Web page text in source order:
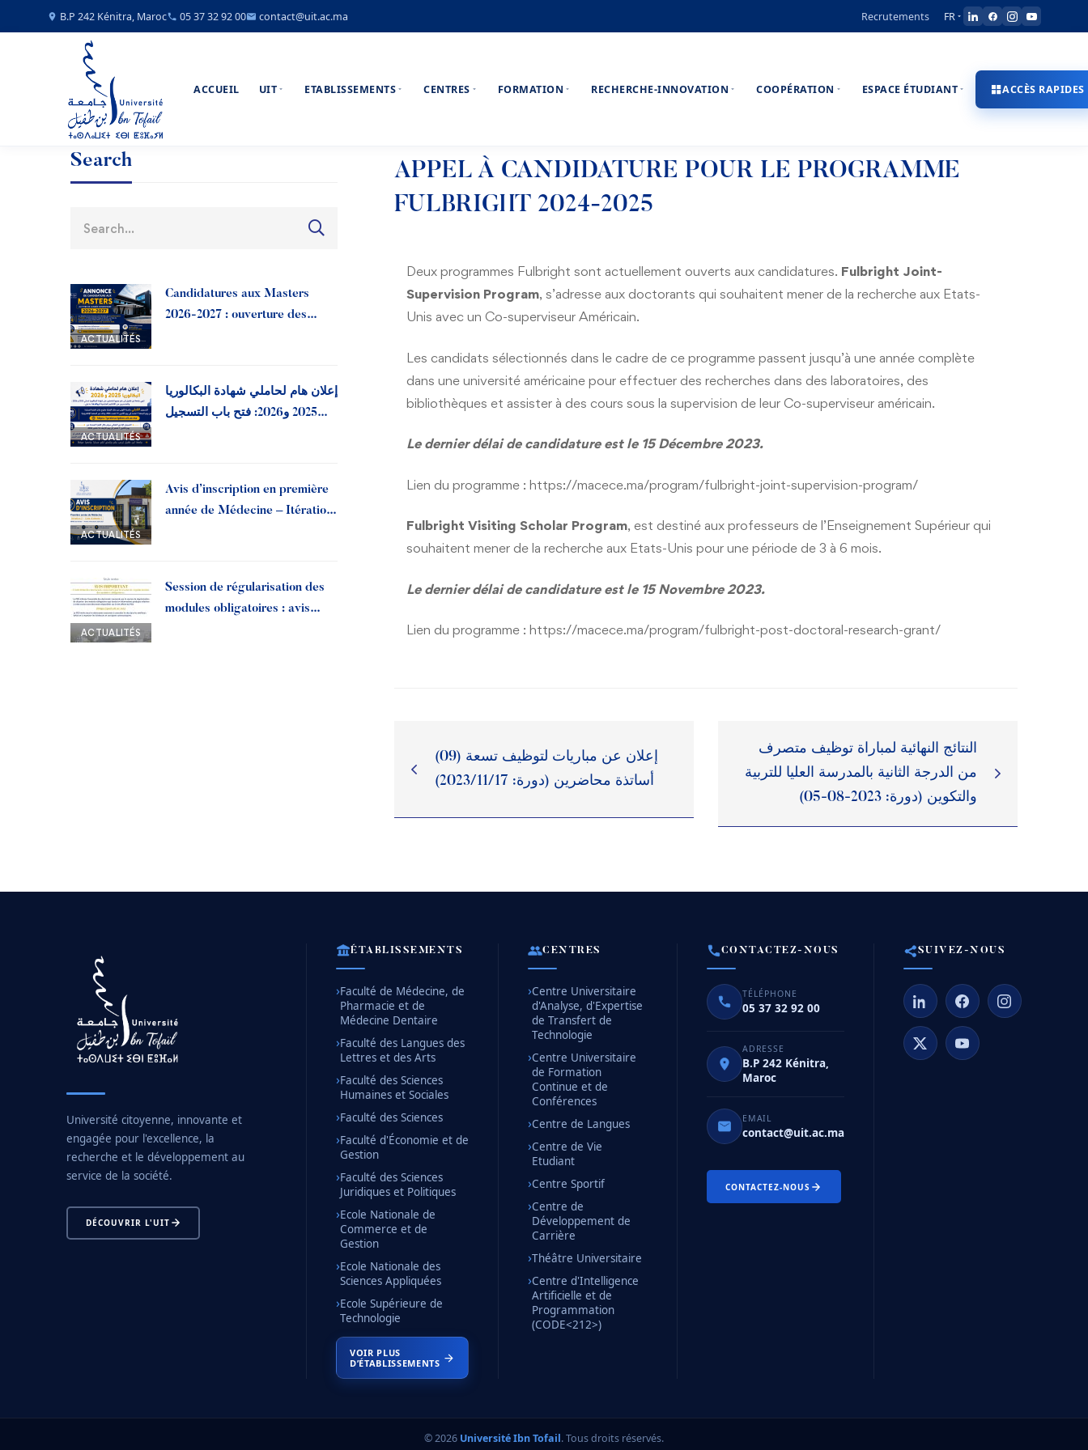
B.P 242 Kénitra, Maroc 05 37 32 92 00 contact@uit.ac.ma Recrutements FR
ACCUEIL UIT ETABLISSEMENTS CENTRES FORMATION RECHERCHE-INNOVATION COOPÉRATION ESPACE ÉTUDIANT ACCÈS RAPIDES
Search
ACTUALITÉS
Candidatures aux Masters
2026-2027 : ouverture des
ACTUALITÉS
إعلان هام لحاملي شهادة البكالوريا
2025 و2026: فتح باب التسجيل
ACTUALITÉS
Avis d’inscription en première
année de Médecine – Itération
ACTUALITÉS
Session de régularisation des
modules obligatoires : avis
APPEL À CANDIDATURE POUR LE PROGRAMME
FULBRIGHT 2024-2025
Deux programmes Fulbright sont actuellement ouverts aux candidatures. Fulbright Joint-
Supervision Program, s’adresse aux doctorants qui souhaitent mener de la recherche aux Etats-
Unis avec un Co-superviseur Américain.
Les candidats sélectionnés dans le cadre de ce programme passent jusqu’à une année complète
dans une université américaine pour effectuer des recherches dans des laboratoires, des
bibliothèques et assister à des cours sous la supervision de leur Co-superviseur américain.
Le dernier délai de candidature est le 15 Décembre 2023.
Lien du programme : https://macece.ma/program/fulbright-joint-supervision-program/
Fulbright Visiting Scholar Program, est destiné aux professeurs de l’Enseignement Supérieur qui
souhaitent mener de la recherche aux Etats-Unis pour une période de 3 à 6 mois.
Le dernier délai de candidature est le 15 Novembre 2023.
Lien du programme : https://macece.ma/program/fulbright-post-doctoral-research-grant/
إعلان عن مباريات لتوظيف تسعة (09)
أساتذة محاضرين (دورة: 2023/11/17)
النتائج النهائية لمباراة توظيف متصرف
من الدرجة الثانية بالمدرسة العليا للتربية
والتكوين (دورة: 2023-08-05)
Université citoyenne, innovante et
engagée pour l'excellence, la
recherche et le développement au
service de la société.
DÉCOUVRIR L'UIT
ÉTABLISSEMENTS
Faculté de Médecine, de
Pharmacie et de
Médecine Dentaire
Faculté des Langues des
Lettres et des Arts
Faculté des Sciences
Humaines et Sociales
Faculté des Sciences
Faculté d'Économie et de
Gestion
Faculté des Sciences
Juridiques et Politiques
Ecole Nationale de
Commerce et de
Gestion
Ecole Nationale des
Sciences Appliquées
Ecole Supérieure de
Technologie
VOIR PLUS
D’ÉTABLISSEMENTS
CENTRES
Centre Universitaire
d'Analyse, d'Expertise
de Transfert de
Technologie
Centre Universitaire
de Formation
Continue et de
Conférences
Centre de Langues
Centre de Vie
Etudiant
Centre Sportif
Centre de
Développement de
Carrière
Théâtre Universitaire
Centre d'Intelligence
Artificielle et de
Programmation
(CODE<212>)
CONTACTEZ-NOUS
TÉLÉPHONE
05 37 32 92 00
ADRESSE
B.P 242 Kénitra,
Maroc
EMAIL
contact@uit.ac.ma
CONTACTEZ-NOUS
SUIVEZ-NOUS
© 2026 Université Ibn Tofail. Tous droits réservés.